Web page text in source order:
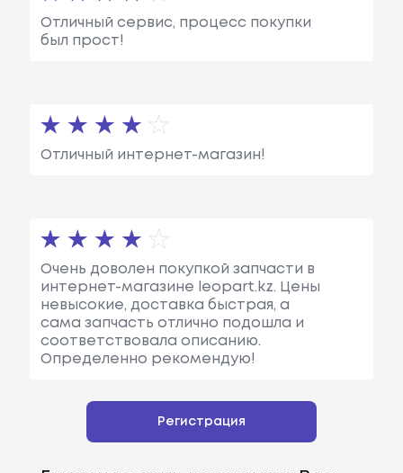
Отличный сервис, процесс покупки
был прост!
Отличный интернет-магазин!
Очень доволен покупкой запчасти в
интернет-магазине leopart.kz. Цены
невысокие, доставка быстрая, а
сама запчасть отлично подошла и
соответствовала описанию.
Определенно рекомендую!
Регистрация